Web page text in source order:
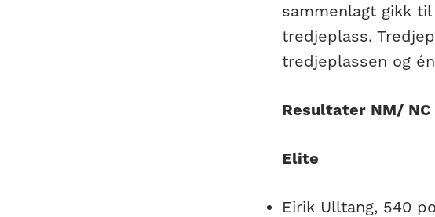
sammenlagt gikk
tredjeplass.
tredjeplassen og
Resultater NM/ NC
Elite
Eirik Ulltang, 540